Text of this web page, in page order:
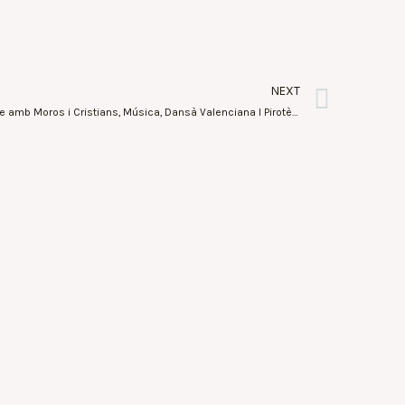
NEXT
València commemorarà el Nou d’Octubre amb Moros i Cristians, Música, Dansà Valenciana I Pirotècnia